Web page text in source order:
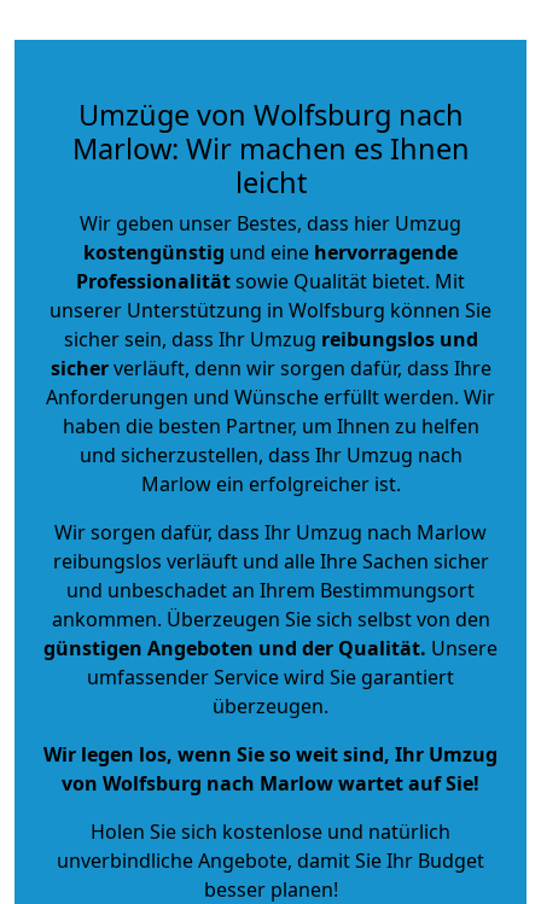
Umzüge von Wolfsburg nach
Marlow: Wir machen es Ihnen
leicht
Wir geben unser Bestes, dass hier Umzug
kostengünstig und eine hervorragende
Professionalitätsowie Qualität bietet. Mit
unserer Unterstützung in Wolfsburg können Sie
sicher sein, dass Ihr Umzug reibungslos und
sicherverläuft, denn wir sorgen dafür, dass Ihre
Anforderungen und Wünsche erfüllt werden. Wir
haben die besten Partner, um Ihnen zu helfen
und sicherzustellen, dass Ihr Umzug nach
Marlow ein erfolgreicher ist.
Wir sorgen dafür, dass Ihr Umzug nach Marlow
reibungslos verläuft und alle Ihre Sachen sicher
und unbeschadet an Ihrem Bestimmungsort
ankommen. Überzeugen Sie sich selbst von den
günstigen Angeboten und der Qualität. Unsere
umfassender Service wird Sie garantiert
überzeugen.
Wir legen los, wenn Sie so weit sind, Ihr Umzug
von Wolfsburg nach Marlow wartet auf Sie!
Holen Sie sich kostenlose und natürlich
unverbindliche Angebote, damit Sie Ihr Budget
besser planen!